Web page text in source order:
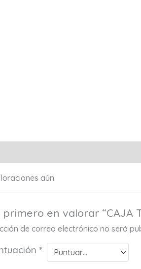
aún.
primero en valorar “CAJA
de correo electrónico no será
*